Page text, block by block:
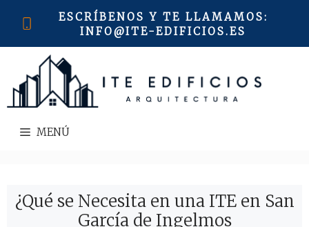
ESCRÍBENOS Y TE LLAMAMOS:
INFO@ITE-EDIFICIOS.ES
MENÚ
¿Qué se Necesita en una ITE en San
García de Ingelmos